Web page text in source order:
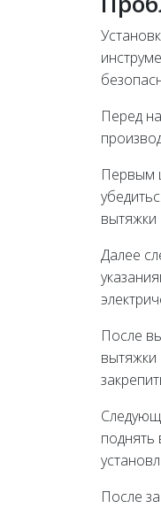
Перед
Первым
вытяжки
Далее
После
После